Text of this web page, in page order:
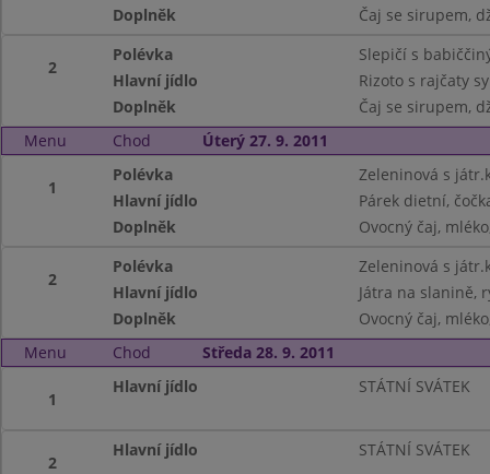
Doplněk
Čaj se sirupem,
2
Polévka
Slepičí s
Hlavní jídlo
Rizoto s rajčaty
Doplněk
Čaj se sirupem,
Menu
Chod Úterý 27. 9. 2011
1
Polévka
Zeleninová s
Hlavní jídlo
Párek dietní,
Doplněk
Ovocný čaj,
2
Polévka
Zeleninová s
Hlavní jídlo
Játra na slanině,
Doplněk
Ovocný čaj,
Menu
Chod Středa 28. 9. 2011
1
Hlavní jídlo STÁTNÍ SVÁTEK
2
Hlavní jídlo STÁTNÍ SVÁTEK